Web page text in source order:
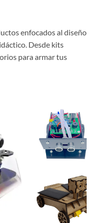
enfocados al diseño
Desde kits
para armar tus